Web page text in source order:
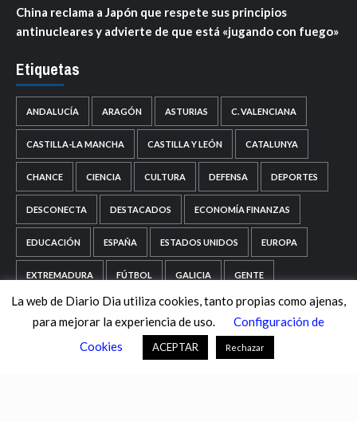
China reclama a Japón que respete sus principios
antinucleares y advierte de que está «jugando con fuego»
Etiquetas
ANDALUCÍA ARAGÓN ASTURIAS C. VALENCIANA
CASTILLA-LA MANCHA CASTILLA Y LEÓN CATALUNYA
CHANCE CIENCIA CULTURA DEFENSA DEPORTES
DESCONECTA DESTACADOS ECONOMÍA FINANZAS
EDUCACIÓN ESPAÑA ESTADOS UNIDOS EUROPA
EXTREMADURA FÚTBOL GALICIA GENTE
GOBIERNO IGUALDAD INFOSALUS.COM
INTERNACIONAL
La web de Diario Dia utiliza cookies, tanto propias como ajenas,
para mejorar la experiencia de uso.
Configuración de
Cookies
ACEPTAR Rechazar